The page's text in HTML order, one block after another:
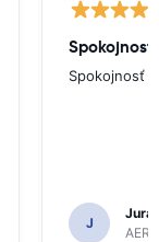
Spokojnosť
Spokojnosť
J
Juraj